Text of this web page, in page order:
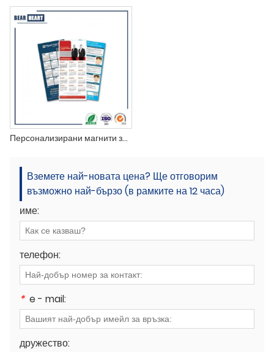
Персонализирани магнити за хладилник
Вземете най-новата цена? Ще отговорим
възможно най-бързо (в рамките на 12 часа)
име:
телефон:
* e - mail:
дружество: